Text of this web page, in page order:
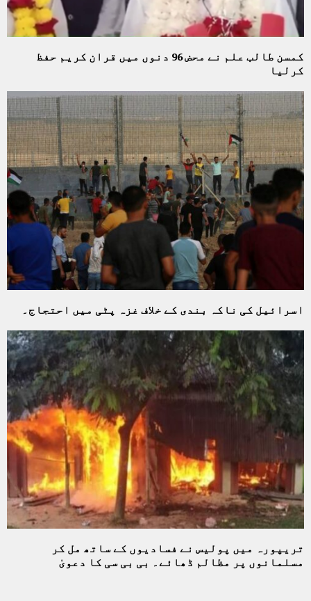
کمسن طالب علم نے محض 96 دنوں میں قران کریم حفظ
کرلیا
اسرائیل کی ناکہ بندی کے خلاف غزہ پٹی میں احتجاج۔
تریپورہ میں پولیس نے فسادیوں کے ساتھ مل کر
مسلمانوں پر مظالم ڈھائے۔ بی بی سی کا دعویٰ